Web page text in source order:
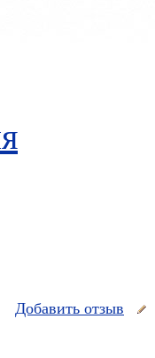
Добавить отзыв